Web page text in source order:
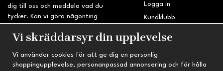
dig till oss och meddela vad du
tycker. Kan vi göra någonting
sidan?
Logga in
Kundklubb
INFORMATION TRYGG HANDEL
Vi skräddarsyr din upplevelse
Vi använder cookies för att ge dig en personlig
shoppingupplevelse, personanpassad annonsering och för hålla